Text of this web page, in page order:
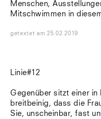
Menschen,
Mitschwimmen in
getextet am25.02.2019
Linie#12
Gegenüber sitzt einer in
breitbeinig, dass die
Sie, unscheinbar, fast